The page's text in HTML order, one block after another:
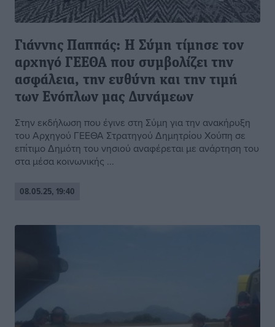
Γιάννης Παππάς: Η Σύμη τίμησε τον
αρχηγό ΓΕΕΘΑ που συμβολίζει την
ασφάλεια, την ευθύνη και την τιμή
των Ενόπλων μας Δυνάμεων
Στην εκδήλωση που έγινε στη Σύμη για την ανακήρυξη
του Αρχηγού ΓΕΕΘΑ Στρατηγού Δημητρίου Χούπη σε
επίτιμο Δημότη του νησιού αναφέρεται με ανάρτηση του
στα μέσα κοινωνικής ...
08.05.25, 19:40